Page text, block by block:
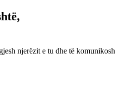
njerëzit e tu dhe të komunikosh